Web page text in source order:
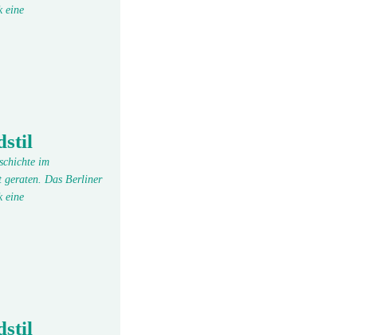
eine
im
geraten. Das Berliner
eine